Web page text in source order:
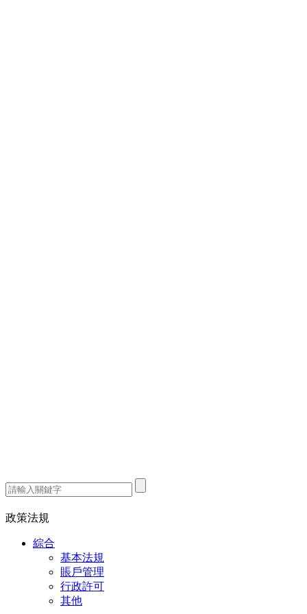
政策法規
綜合
基本法規
賬戶管理
行政許可
其他